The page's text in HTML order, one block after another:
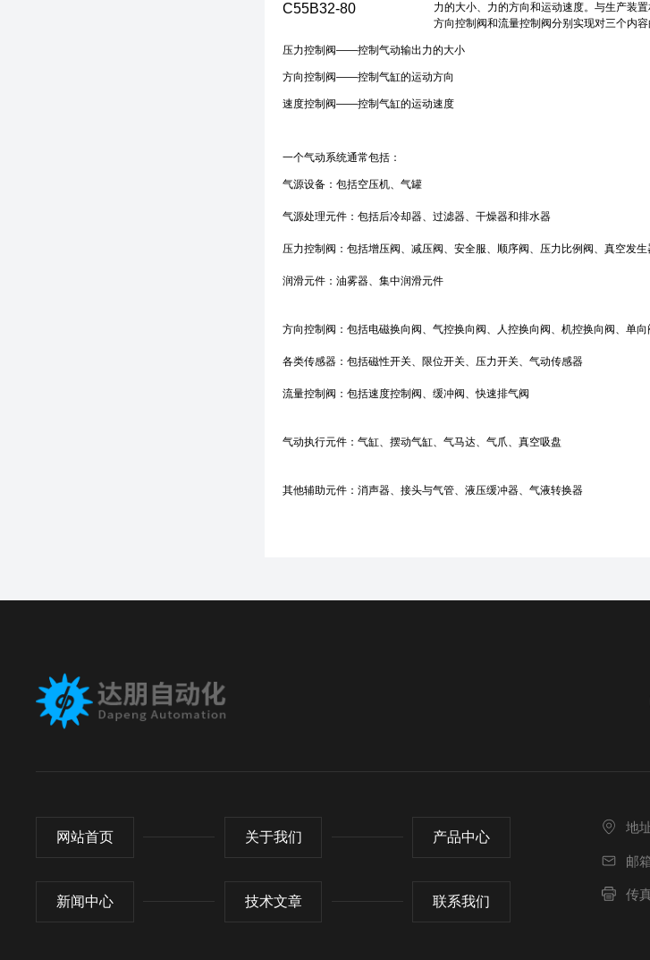
C55B32-80
力的大小、力的方向和运动速度。与生产装
方向控制阀和流量控制阀分别实现对三个内容
压力控制阀——控制气动输出力的大小
方向控制阀——控制气缸的运动方向
速度控制阀——控制气缸的运动速度
一个气动系统通常包括：
气源设备：包括空压机、气罐
气源处理元件：包括后冷却器、过滤器、干燥器和排水器
压力控制阀：包括增压阀、减压阀、安全服、顺序阀、压力比例阀、真空发生
润滑元件：油雾器、集中润滑元件
方向控制阀：包括电磁换向阀、气控换向阀、人控换向阀、机控换向阀、单向
各类传感器：包括磁性开关、限位开关、压力开关、气动传感器
流量控制阀：包括速度控制阀、缓冲阀、快速排气阀
气动执行元件：气缸、摆动气缸、气马达、气爪、真空吸盘
其他辅助元件：消声器、接头与气管、液压缓冲器、气液转换器
网站首页 关于我们 产品中心
新闻中心 技术文章 联系我们
地
邮
传